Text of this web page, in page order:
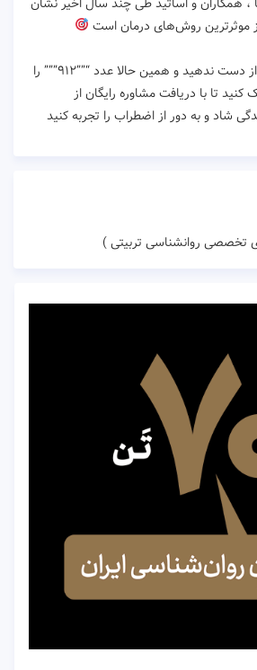
موثرترین روش‌های درمان است
پس فرصت را از دست ندهید و همین حالا عدد “””۹۱۲””” را
پیامک کنید تا با دریافت مشاوره رایگان از
شاد و به دور از اضطراب را تجربه کنید
تخصصی روانشناسی تربیتی )